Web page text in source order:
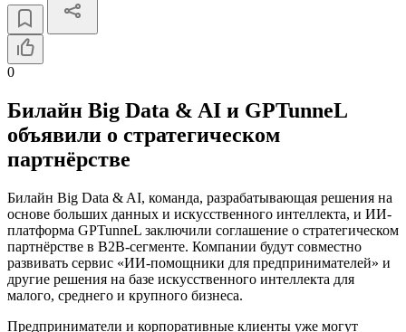
0
Билайн Big Data & AI и GPTunneL
объявили о стратегическом
партнёрстве
Билайн Big Data & AI, команда, разрабатывающая решения на
основе больших данных и искусственного интеллекта, и ИИ-
платформа GPTunneL заключили соглашение о стратегическом
партнёрстве в B2B-сегменте. Компании будут совместно
развивать сервис «ИИ-помощники для предпринимателей» и
другие решения на базе искусственного интеллекта для
малого, среднего и крупного бизнеса.
Предприниматели и корпоративные клиенты уже могут